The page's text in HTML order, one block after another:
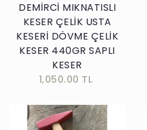
DEMİRCİ MIKNATISLI
KESER ÇELİK USTA
KESERİ DÖVME ÇELİK
KESER 440GR SAPLI
KESER
1,050.00 TL